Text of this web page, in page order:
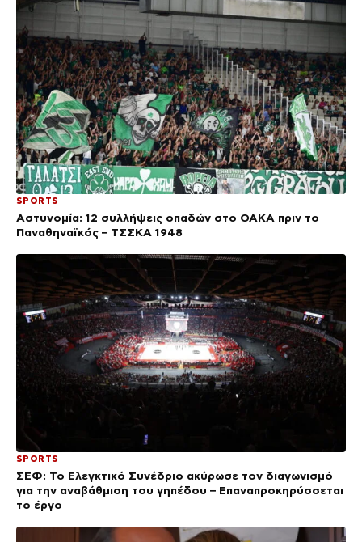
SPORTS
Αστυνομία: 12 συλλήψεις οπαδών στο ΟΑΚΑ πριν το
Παναθηναϊκός – ΤΣΣΚΑ 1948
SPORTS
ΣΕΦ: Το Ελεγκτικό Συνέδριο ακύρωσε τον διαγωνισμό
για την αναβάθμιση του γηπέδου – Επαναπροκηρύσσεται
το έργο